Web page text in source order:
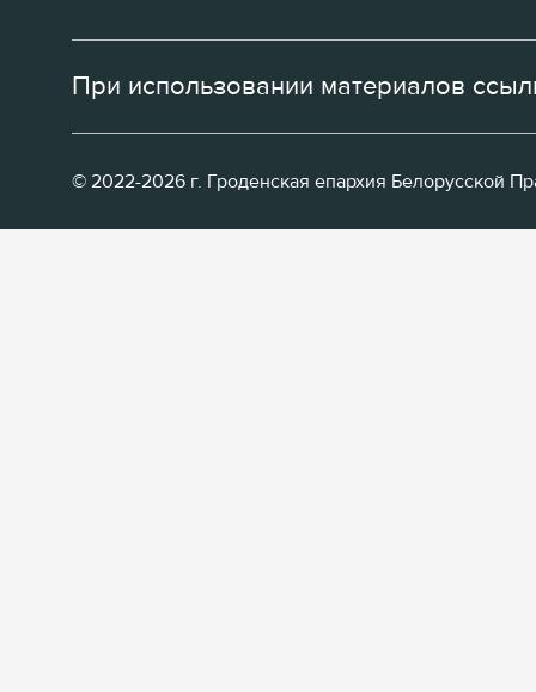
При использовании материалов
© 2022-2026 г. Гроденская епархия Белорусской